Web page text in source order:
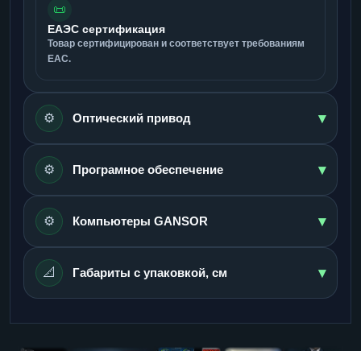
📜
ЕАЭС сертификация
Товар сертифицирован и соответствует требованиям
ЕАС.
⚙️ Оптический привод ▾
⚙️ Програмное обеспечение ▾
⚙️ Компьютеры GANSOR ▾
📐 Габариты с упаковкой, см ▾